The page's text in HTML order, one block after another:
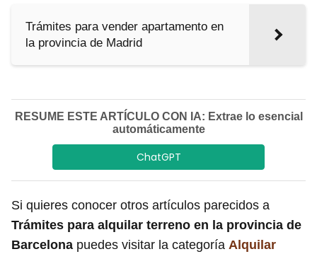
Trámites para vender apartamento en
la provincia de Madrid
RESUME ESTE ARTÍCULO CON IA: Extrae lo esencial
automáticamente
ChatGPT
Si quieres conocer otros artículos parecidos a
Trámites para alquilar terreno en la provincia de
Barcelona puedes visitar la categoría Alquilar